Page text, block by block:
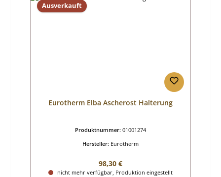
Ausverkauft
Eurotherm Elba Ascherost Halterung
Produktnummer: 01001274
Hersteller: Eurotherm
Regulärer Preis:
98,30 €
nicht mehr verfügbar, Produktion eingestellt